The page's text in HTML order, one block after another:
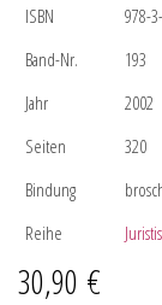
ISBN
978-
Band-Nr.
193
Jahr
2002
Seiten
320
Bindung
Reihe
30,90 €